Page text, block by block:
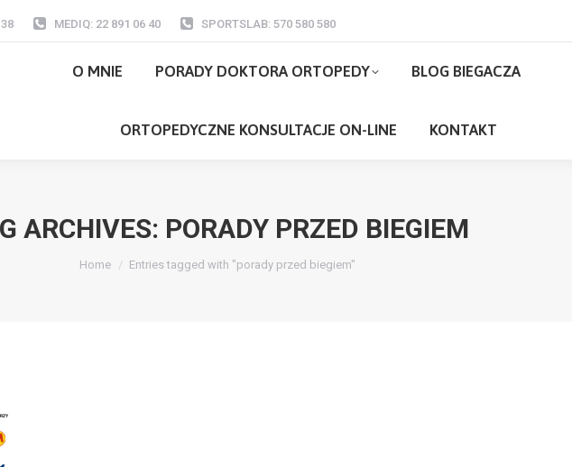
MEDIQ: 22 891 06 40 SPORTSLAB: 570 580 580
O MNIE PORADY DOKTORA ORTOPEDY BLOG BIEGACZA
ORTOPEDYCZNE KONSULTACJE ON-LINE KONTAKT
ARCHIVES: PORADY PRZED BIEGIEM
You are here:
Home Entries tagged with "porady przed biegiem"
O MNIE PORADY DOKTORA ORTOPEDY